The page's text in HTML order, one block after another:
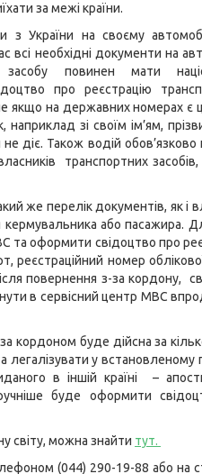
за межі країни.
з України на своєму
всі необхідні документи на
засобу повинен мати
про реєстрацію
якщо на державних номерах є
зі своїм ім’ям,
діє. Також водій обов’язково
транспортних
же перелік документів, як і
кермувальника або пасажира.
та оформити свідоцтво про
реєстраційний номер
повернення з-за кордону,
в сервісний центр МВС
кордоном буде дійсна за
легалізувати у встановленому
в іншій країні –
буде оформити
світу, можна знайти тут.
(044) 290-19-88 або на